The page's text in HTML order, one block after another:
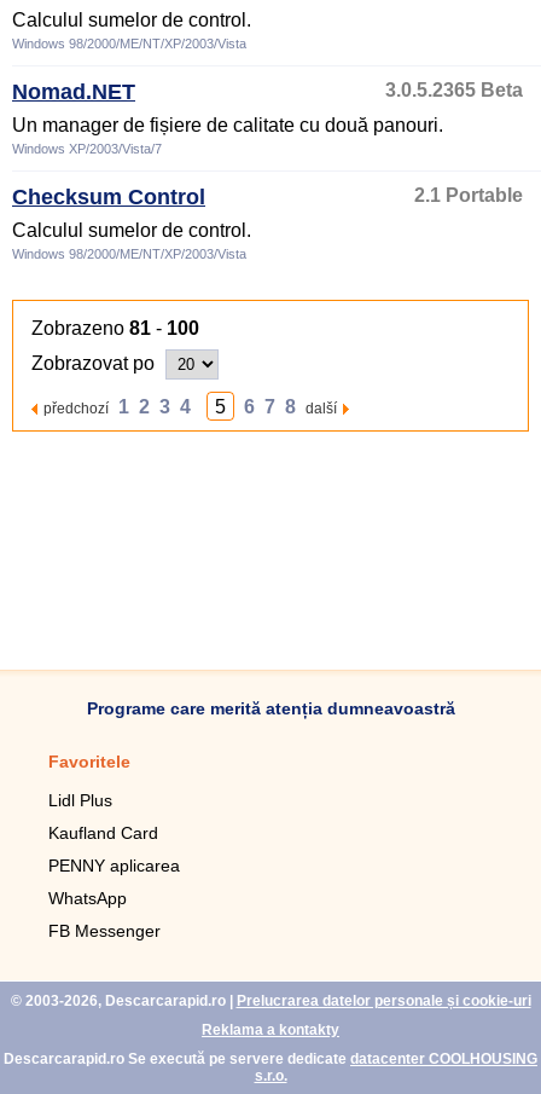
Calculul sumelor de control.
Windows 98/2000/ME/NT/XP/2003/Vista
Nomad.NET
3.0.5.2365 Beta
Un manager de fișiere de calitate cu două panouri.
Windows XP/2003/Vista/7
Checksum Control
2.1 Portable
Calculul sumelor de control.
Windows 98/2000/ME/NT/XP/2003/Vista
Zobrazeno 81 - 100
Zobrazovat po
předchozí 1 2 3 4 5 6 7 8 další
Programe care merită atenția dumneavoastră
Favoritele
Lidl Plus
Kaufland Card
PENNY aplicarea
WhatsApp
FB Messenger
© 2003-2026, Descarcarapid.ro|
Prelucrarea datelor personale și cookie-uri
Reklama a kontakty
Descarcarapid.ro Se execută pe servere dedicate datacenter COOLHOUSING
s.r.o.